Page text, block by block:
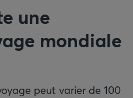
une
mondiale
peut varier de 100